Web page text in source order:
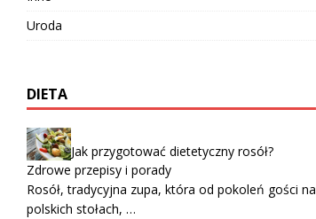
Uroda
DIETA
Jak przygotować dietetyczny rosół?
Zdrowe przepisy i porady
Rosół, tradycyjna zupa, która od pokoleń gości na
polskich stołach, …